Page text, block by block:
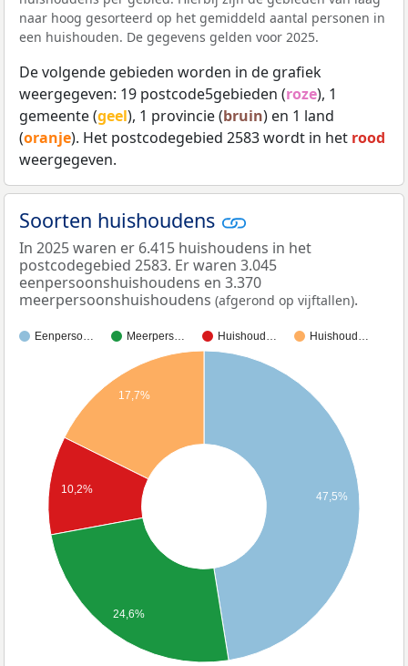
naar hoog gesorteerd op het gemiddeld aantal personen in
een huishouden. De gegevens gelden voor 2025.
De volgende gebieden worden in de grafiek
weergegeven: 19 postcode5gebieden (roze), 1
gemeente (geel), 1 provincie (bruin) en 1 land
(oranje). Het postcodegebied 2583 wordt in het rood
weergegeven.
Soorten huishoudens
In 2025 waren er 6.415 huishoudens in het
postcodegebied 2583. Er waren 3.045
eenpersoonshuishoudens en 3.370
meerpersoonshuishoudens (afgerond op vijftallen).
Eenperso… Meerpers… Huishoud… Huishoud…
47,5%
17,7%
10,2%
24,6%